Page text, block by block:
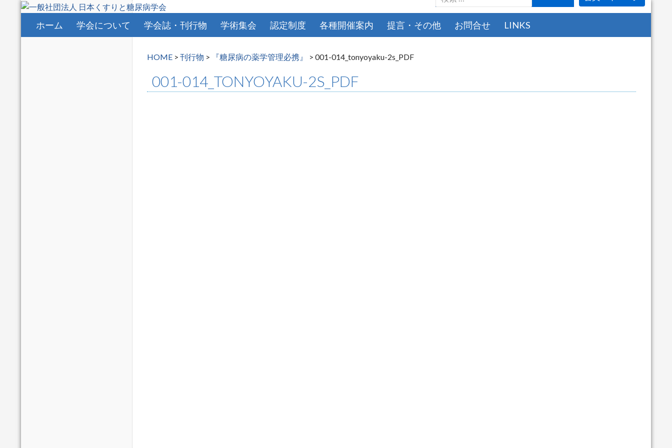
索:
コンテンツへスキップ
ホーム 学会について 学会誌・刊行物 学術集会 認定制度 各種開催案内 提言・その他 お問合せ LINKS
HOME > 刊行物 > 『糖尿病の薬学管理必携』 > 001-014_tonyoyaku-2s_PDF
001-014_TONYOYAKU-2S_PDF